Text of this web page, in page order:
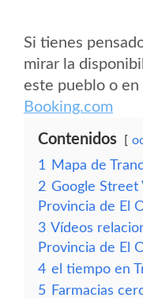
Si tienes
mirar la
este pueblo o en
Booking.com
Contenidos
1
Mapa de
2 Google Street
Provincia de El
3 Vídeos
Provincia de El
4 el tiempo en
5 Farmacias